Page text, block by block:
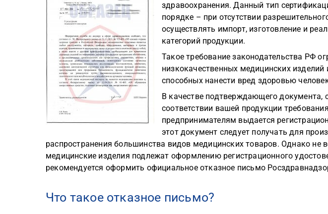
здравоохранения. Данный тип
порядке – при отсутствии
осуществлять импорт, изготовление и
категорий продукции.
Такое требование законодательства РФ
низкокачественных медицинских изделий
способных нанести вред здоровью
В качестве подтверждающего документа,
соответствии вашей продукции
предпринимателям выдается
этот документ следует получать для
распространения большинства видов медицинских товаров. Однако не
медицинские изделия подлежат оформлению регистрационного
рекомендуется оформить официальное отказное письмо
Что такое отказное письмо?